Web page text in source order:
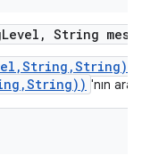
Level , String
'nın ara